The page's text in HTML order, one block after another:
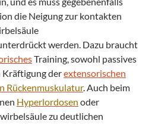
die Neigung zur kontakten
werden. Dazu braucht
Training, sowohl passives
Kräftigung derextensorischen
Rückenmuskulatur. Auch beim
Hyperlordosen oder
zu deutlichen